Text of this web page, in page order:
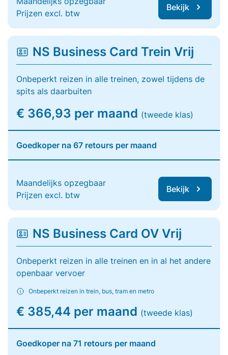
Prijzen excl. btw
Bekijk
NS Business Card Trein Vrij
Onbeperkt reizen in alle treinen, zowel tijdens de
spits als daarbuiten
€ 366,93 per maand (tweede klas)
Goedkoper na 67 retours per maand
Maandelijks opzegbaar
Prijzen excl. btw
Bekijk
NS Business Card OV Vrij
Onbeperkt reizen in alle treinen en in al het andere
openbaar vervoer
Onbeperkt reizen in trein, bus, tram en metro
€ 385,44 per maand (tweede klas)
Goedkoper na 71 retours per maand